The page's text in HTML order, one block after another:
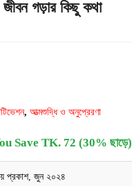
জীবন গড়ার কিছু কথা
, আত্মশুদ্ধি ও অনুপ্রেরণা
Save TK. 72 (30% ছাড়ে)
প্রকাশ, জুন ২০২৪